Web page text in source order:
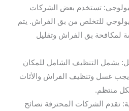
تستخدم بعض الشركات
للتخلص من بق الفراش. يتم
لمكافحة بق الفراش وتقليل
يشمل التنظيف الشامل للمكان
غسل وتنظيف الفراش والأثاث
منتظم.
تقدم الشركات المحترفة نصائح